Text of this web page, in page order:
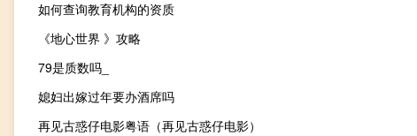
如何查询教育机构的资质
《地心世界 》攻略
79是质数吗_
媳妇出嫁过年要办酒席吗
再见古惑仔电影粤语（再见古惑仔电影）